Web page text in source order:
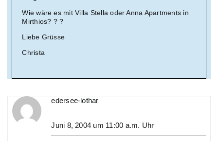
Wie wäre es mit Villa Stella oder Anna Apartments in
Mirthios? ? ?
Liebe Grüsse
Christa
edersee-lothar
Juni 8, 2004 um 11:00 a.m. Uhr